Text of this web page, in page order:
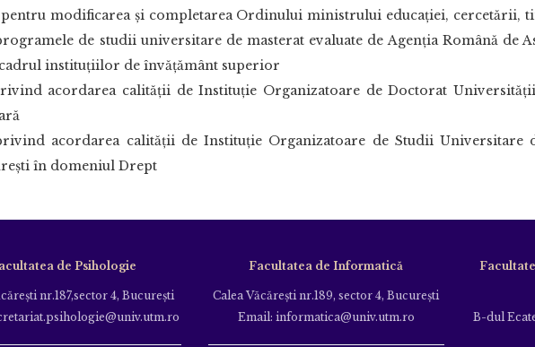
modificarea şi completarea Ordinului ministrului educaţiei, cercetării,
de studii universitare de masterat evaluate de Agenţia Română de
instituţiilor de învăţământ superior
acordarea calităţii de Instituţie Organizatoare de Doctorat
acordarea calităţii de Instituţie Organizatoare de Studii Universitare
în domeniul Drept
de Psihologie
nr.187,sector 4, Bucureşti
Facultatea de Informatică
Calea Văcăreşti nr.189, sector 4, Bucureşti
Email: informatica@univ.utm.ro
B-dul